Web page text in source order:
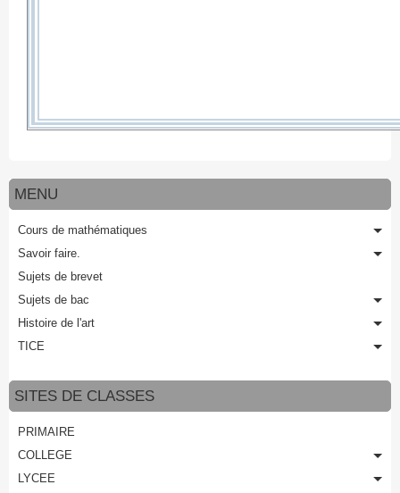
MENU
Cours de mathématiques
Savoir faire.
Sujets de brevet
Sujets de bac
Histoire de l'art
TICE
SITES DE CLASSES
PRIMAIRE
COLLEGE
LYCEE